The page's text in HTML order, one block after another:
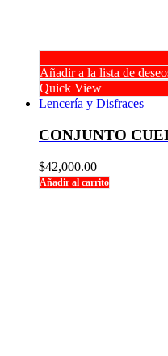
Añadir a la lista de
Quick View
Lencería y Disfraces
CONJUNTO
$42,000.00
Añadir al carrito